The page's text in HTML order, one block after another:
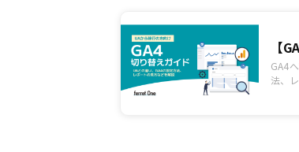
【
GA4
法、